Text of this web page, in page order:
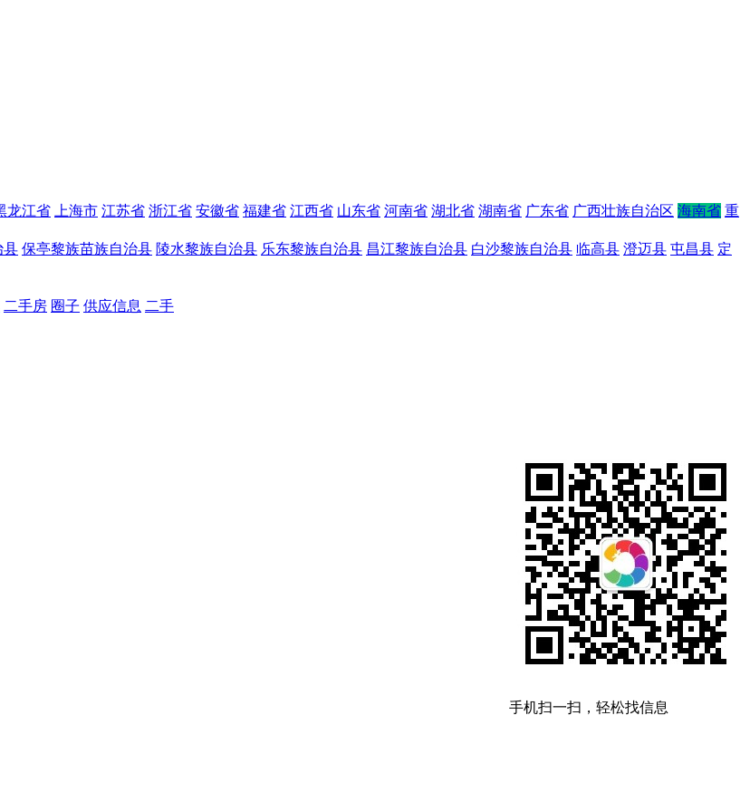
龙江省 上海市 江苏省 浙江省 安徽省 福建省 江西省 山东省 河南省 湖北省 湖南省 广东省 广西壮族自治区 海南省 重
县 保亭黎族苗族自治县 陵水黎族自治县 乐东黎族自治县 昌江黎族自治县 白沙黎族自治县 临高县 澄迈县 屯昌县 定
二手房 圈子 供应信息 二手
手机扫一扫，轻松找信息